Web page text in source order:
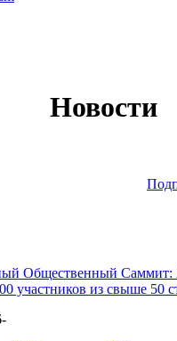
Новости
Общественный Саммит:
участников из свыше 50
-